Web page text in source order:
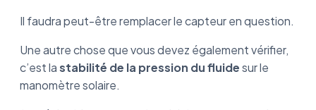
Il faudra peut-être remplacer le capteur en question.
Une autre chose que vous devez également vérifier,
c’est lastabilité de la pression du fluidesur le
manomètre solaire.